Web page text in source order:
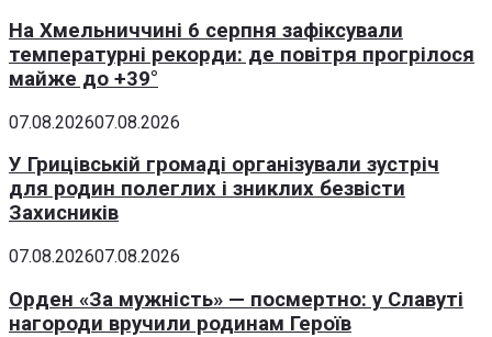
На Хмельниччині 6 серпня зафіксували
температурні рекорди: де повітря прогрілося
майже до +39°
07.08.202607.08.2026
У Грицівській громаді організували зустріч
для родин полеглих і зниклих безвісти
Захисників
07.08.202607.08.2026
Орден «За мужність» — посмертно: у Славуті
нагороди вручили родинам Героїв